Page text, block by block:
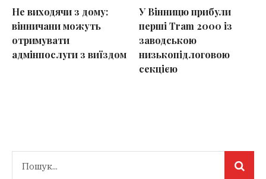
Не виходячи з дому:
вінничани можуть
отримувати
адмінпослуги з виїздом
У Вінницю прибули
перші Tram 2000 із
заводською
низькопідлоговою
секцією